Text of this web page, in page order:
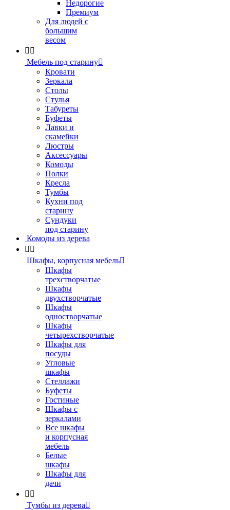
Недорогие
Премиум
Для людей с
большим
весом
 
Мебель под старину
Кровати
Зеркала
Столы
Стулья
Табуреты
Буфеты
Лавки и
скамейки
Люстры
Аксессуары
Комоды
Полки
Кресла
Тумбы
Кухни под
старину
Сундуки
под старину
Комоды из дерева
 
Шкафы, корпусная мебель
Шкафы
трехстворчатые
Шкафы
двухстворчатые
Шкафы
одностворчатые
Шкафы
четырехстворчатые
Шкафы для
посуды
Угловые
шкафы
Стеллажи
Буфеты
Гостиные
Шкафы с
зеркалами
Все шкафы
и корпусная
мебель
Белые
шкафы
Шкафы для
дачи
 
Тумбы из дерева